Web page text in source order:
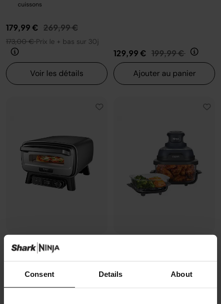
Consent Details About
cuissons
179,99 € Prix réduit de
269,99 €au
173,00 €Prix le + bas sur 30j
Voir les détails
129,99 € Prix réduit de
199,99 € au
Ajouter au panier
Four à pizza électrique
d’extérieur, avec fonction Air
Fryer Ninja Artisan
Modèle: MO201EU
4.7 (228)
(1071)